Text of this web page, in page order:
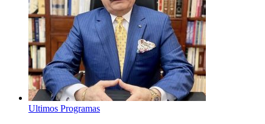
Ultimos Programas